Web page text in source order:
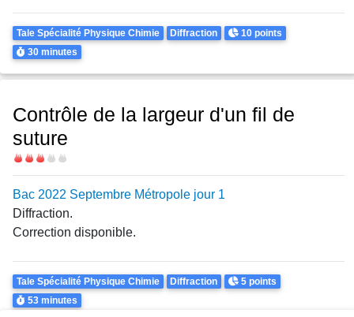
Theme
Tale Spécialité Physique Chimie Diffraction Points
10 points
Durée
30 minutes
Contrôle de la largeur d'un fil de
suture
Difficulté
Bac 2022 Septembre Métropole jour 1
Diffraction.
Correction disponible.
Theme
Tale Spécialité Physique Chimie Diffraction Points
5 points
Durée
53 minutes